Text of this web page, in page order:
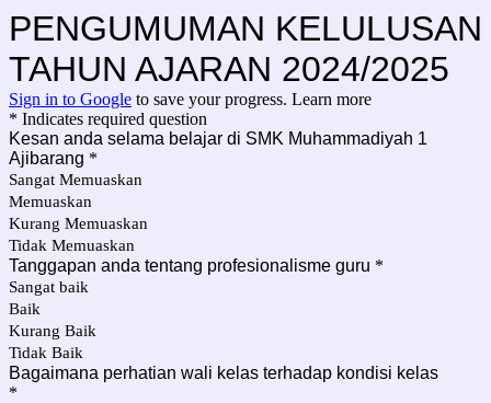
PENGUMUMAN KELULUSAN
TAHUN AJARAN 2024/2025
Sign in to Google to save your progress. Learn more
* Indicates required question
Kesan anda selama belajar di SMK Muhammadiyah 1
Ajibarang *
Sangat Memuaskan
Memuaskan
Kurang Memuaskan
Tidak Memuaskan
Tanggapan anda tentang profesionalisme guru *
Sangat baik
Baik
Kurang Baik
Tidak Baik
Bagaimana perhatian wali kelas terhadap kondisi kelas
*